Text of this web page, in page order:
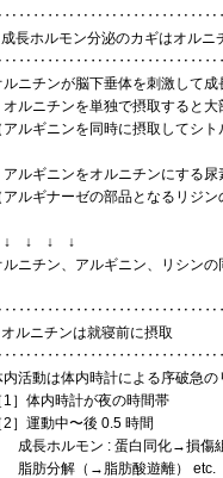
長ホルモン分泌のカギはオルニ
ルニチンが脳下垂体を刺激して
オルニチンを単独で摂取すると
アルギニンを同時に摂取してシ
アルギニンをオルニチンにする
アルギナーゼの部品となるリジン
↓ ↓ ↓
ルニチン、アルギニン、リシンの
ルニチンは就寝前に摂取
内活動は体内時計による序破急の
1］体内時計が夜の時間帯
2］運動中〜後 0.5 時間
長ホルモン : 蛋白同化→損傷
肪分解（→脂肪酸遊離） etc.